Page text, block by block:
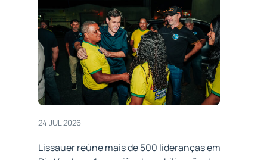
24 JUL 2026
Lissauer reúne mais de 500 lideranças em